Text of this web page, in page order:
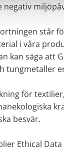
står
i våra
kan säga
för
besvär.
Ethical